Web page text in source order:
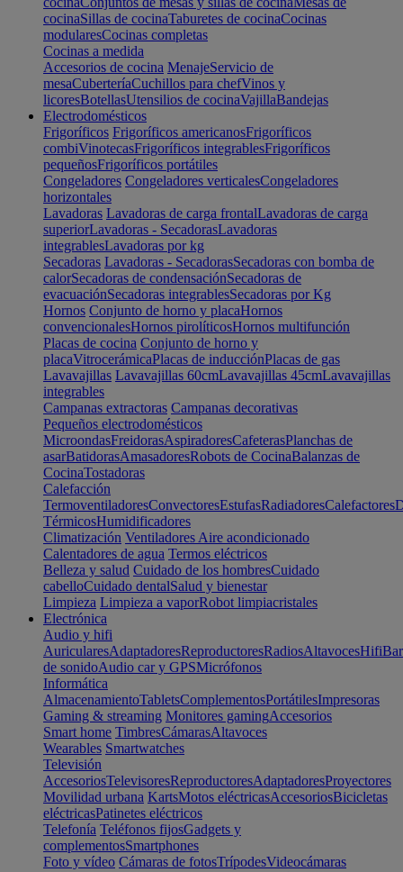
cocinaSillas de cocinaTaburetes de cocinaCocinas
modularesCocinas completas
Cocinas a medida
Accesorios de cocina MenajeServicio de
mesaCuberteríaCuchillos para chefVinos y
licoresBotellasUtensilios de cocinaVajillaBandejas
Electrodomésticos
Frigoríficos Frigoríficos americanosFrigoríficos
combiVinotecasFrigoríficos integrablesFrigoríficos
pequeñosFrigoríficos portátiles
Congeladores Congeladores verticalesCongeladores
horizontales
Lavadoras Lavadoras de carga frontalLavadoras de carga
superiorLavadoras - SecadorasLavadoras
integrablesLavadoras por kg
Secadoras Lavadoras - SecadorasSecadoras con bomba de
calorSecadoras de condensaciónSecadoras de
evacuaciónSecadoras integrablesSecadoras por Kg
Hornos Conjunto de horno y placaHornos
convencionalesHornos pirolíticosHornos multifunción
Placas de cocina Conjunto de horno y
placaVitrocerámicaPlacas de inducciónPlacas de gas
Lavavajillas Lavavajillas 60cmLavavajillas 45cmLavavajillas
integrables
Campanas extractoras Campanas decorativas
Pequeños electrodomésticos
MicroondasFreidorasAspiradoresCafeterasPlanchas de
asarBatidorasAmasadoresRobots de CocinaBalanzas de
CocinaTostadoras
Calefacción
TermoventiladoresConvectoresEstufasRadiadoresCalefactores
TérmicosHumidificadores
Climatización Ventiladores Aire acondicionado
Calentadores de agua Termos eléctricos
Belleza y salud Cuidado de los hombresCuidado
cabelloCuidado dentalSalud y bienestar
Limpieza Limpieza a vaporRobot limpiacristales
Electrónica
Audio y hifi
AuricularesAdaptadoresReproductoresRadiosAltavocesHifi
de sonidoAudio car y GPSMicrófonos
Informática
AlmacenamientoTabletsComplementosPortátilesImpresoras
Gaming & streaming Monitores gamingAccesorios
Smart home TimbresCámarasAltavoces
Wearables Smartwatches
Televisión
AccesoriosTelevisoresReproductoresAdaptadoresProyectores
Movilidad urbana KartsMotos eléctricasAccesoriosBicicletas
eléctricasPatinetes eléctricos
Telefonía Teléfonos fijosGadgets y
complementosSmartphones
Foto y vídeo Cámaras de fotosTrípodesVideocámaras